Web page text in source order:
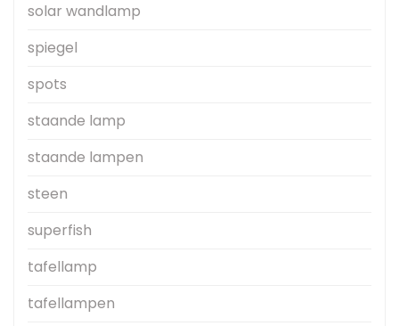
solar wandlamp
spiegel
spots
staande lamp
staande lampen
steen
superfish
tafellamp
tafellampen